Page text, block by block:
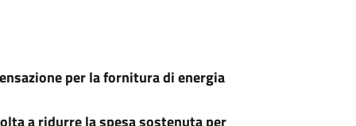
per la fornitura di energia
a ridurre la spesa sostenuta per